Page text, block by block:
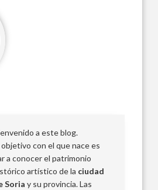
a este blog.
objetivo con el que nace es
a conocer el patrimonio
artístico de la ciudad
Soria y su provincia. Las